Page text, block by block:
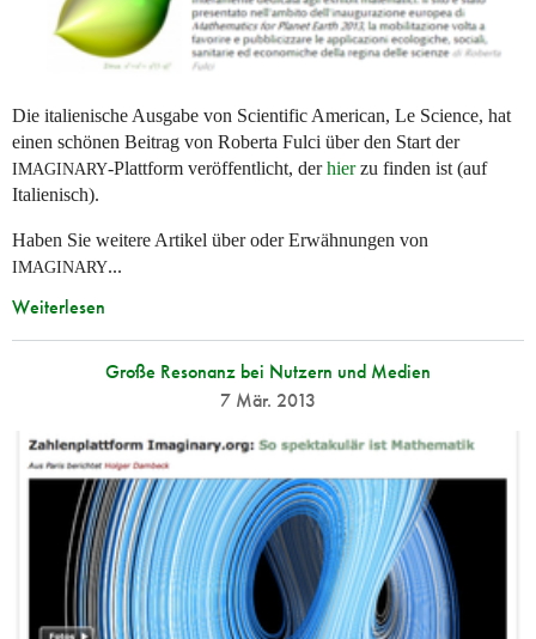
Die italienische Ausgabe von Scientific American, Le Science, hat
einen schönen Beitrag von Roberta Fulci über den Start der
IMAGINARY-Plattform veröffentlicht, derhierzu finden ist (auf
Italienisch).
Haben Sie weitere Artikel über oder Erwähnungen von
IMAGINARY...
Weiterlesen
Große Resonanz bei Nutzern und Medien
7 Mär. 2013